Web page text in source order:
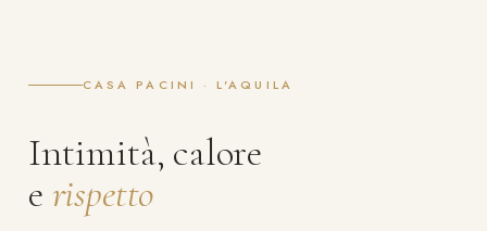
CASA PACINI · L'AQUILA
Intimità, calore
e rispetto